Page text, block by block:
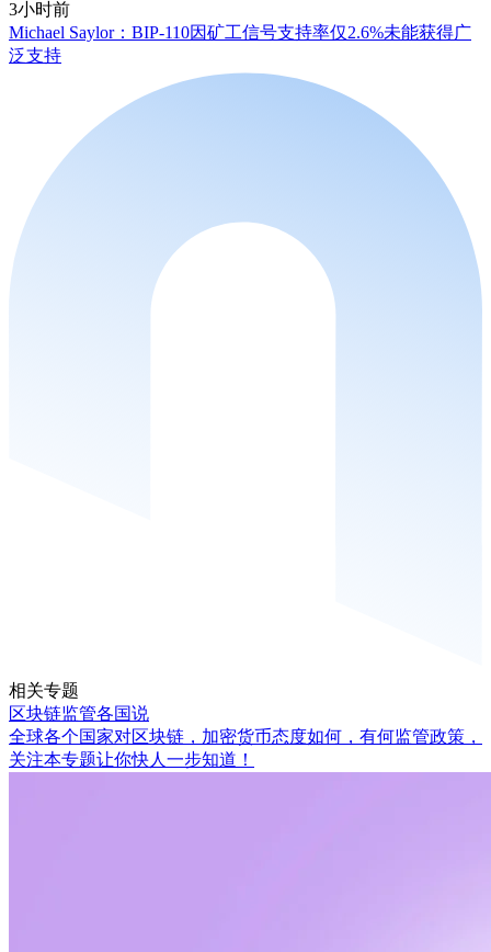
3小时前
Michael Saylor：BIP-110因矿工信号支持率仅2.6%未能获得广
泛支持
相关专题
区块链监管各国说
全球各个国家对区块链，加密货币态度如何，有何监管政策，
关注本专题让你快人一步知道！